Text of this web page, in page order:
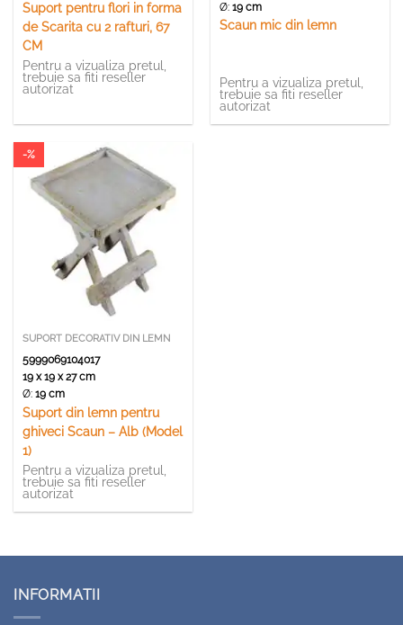
Suport pentru flori in forma
de Scarita cu 2 rafturi, 67
CM
Pentru a vizualiza pretul,
trebuie sa fiti reseller
autorizat
Ø:19 cm
Scaun mic din lemn
Pentru a vizualiza pretul,
trebuie sa fiti reseller
autorizat
-%
SUPORT DECORATIV DIN LEMN
5999069104017
19 x 19 x 27 cm
Ø:19 cm
Suport din lemn pentru
ghiveci Scaun – Alb (Model
1)
Pentru a vizualiza pretul,
trebuie sa fiti reseller
autorizat
INFORMATII